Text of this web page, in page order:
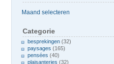
Categorie
besprekingen (32)
paysages (165)
pensées (40)
plaisanteries (32)